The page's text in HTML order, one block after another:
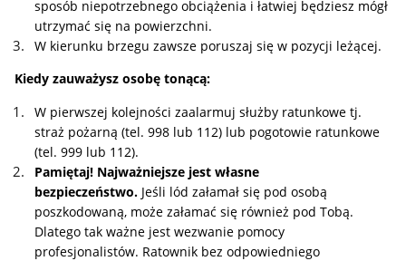
sposób niepotrzebnego obciążenia i łatwiej będziesz mógł
utrzymać się na powierzchni.
W kierunku brzegu zawsze poruszaj się w pozycji leżącej.
Kiedy zauważysz osobę tonącą:
W pierwszej kolejności zaalarmuj służby ratunkowe tj.
straż pożarną (tel. 998 lub 112) lub pogotowie ratunkowe
(tel. 999 lub 112).
Pamiętaj! Najważniejsze jest własne
bezpieczeństwo. Jeśli lód załamał się pod osobą
poszkodowaną, może załamać się również pod Tobą.
Dlatego tak ważne jest wezwanie pomocy
profesjonalistów. Ratownik bez odpowiedniego